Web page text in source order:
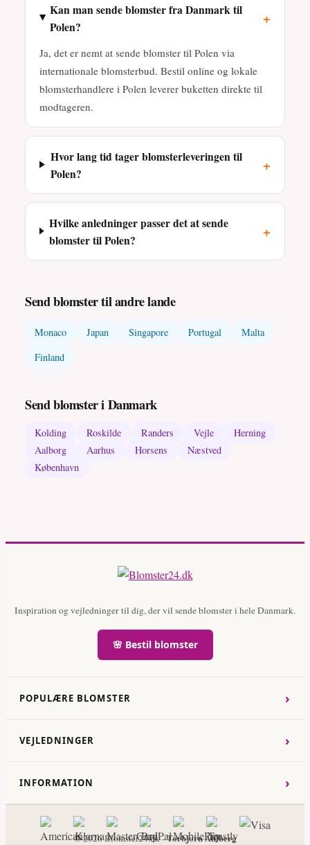
Kan man sende blomster fra Danmark til
Polen?
+
Ja, det er nemt at sende blomster til Polen via
internationale blomsterbud. Bestil online og lokale
blomsterhandlere i Polen leverer buketten direkte til
modtageren.
Hvor lang tid tager blomsterleveringen til
Polen?
+
Hvilke anledninger passer det at sende
blomster til Polen?
+
Send blomster til andre lande
Monaco Japan Singapore Portugal
Malta
Finland
Send blomster i Danmark
Kolding Roskilde Randers Vejle
Herning
Aalborg
Aarhus Horsens
Næstved
København
Inspiration og vejledninger til dig, der vil sende blomster i hele Danmark.
🌸 Bestil blomster
POPULÆRE BLOMSTER ›
VEJLEDNINGER ›
INFORMATION ›
© 2026 Blomster24.dk -Torbjorn Ahlberg